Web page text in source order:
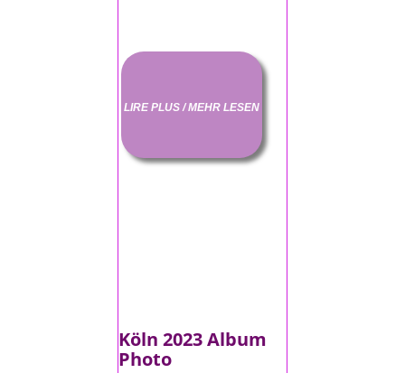
LIRE PLUS / MEHR LESEN
Köln 2023 Album
Photo